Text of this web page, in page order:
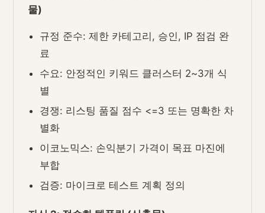
물)
규정 준수: 제한 카테고리, 승인, IP 점검 완
료
수요: 안정적인 키워드 클러스터 2~3개 식
별
경쟁: 리스팅 품질 점수 <=3 또는 명확한 차
별화
이코노믹스: 손익분기 가격이 목표 마진에
부합
검증: 마이크로 테스트 계획 정의